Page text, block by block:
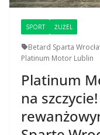
SPORT ŻUŻEL
Betard Sparta
Platinum Motor Lublin
Platinum
na